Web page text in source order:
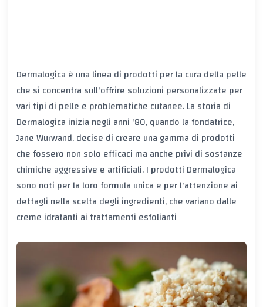
Dermalogica è una linea di prodotti per la cura della pelle
che si concentra sull'offrire soluzioni personalizzate per
vari tipi di pelle e problematiche cutanee. La storia di
Dermalogica inizia negli anni '80, quando la fondatrice,
Jane Wurwand, decise di creare una gamma di prodotti
che fossero non solo efficaci ma anche privi di sostanze
chimiche aggressive e artificiali. I prodotti Dermalogica
sono noti per la loro formula unica e per l'attenzione ai
dettagli nella scelta degli ingredienti, che variano dalle
creme idratanti ai trattamenti esfolianti